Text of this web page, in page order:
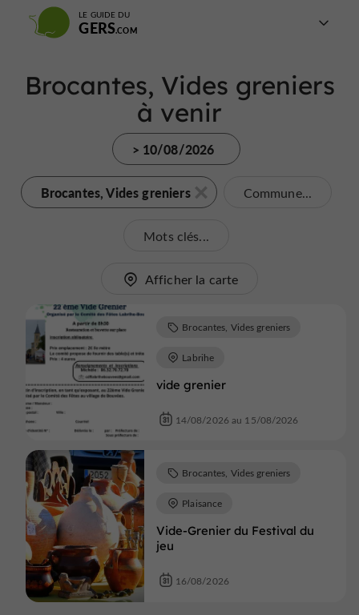
LE GUIDE DU
GERS
Brocantes, Vides greniers
à venir
> 10/08/2026
Brocantes, Vides greniers Commune...
Mots clés...
Afficher la carte
vide grenier
Brocantes, Vides greniers
Labrihe
14/08/2026 au 15/08/2026
Vide-Grenier du Festival du
jeu
Brocantes, Vides greniers
Plaisance
16/08/2026